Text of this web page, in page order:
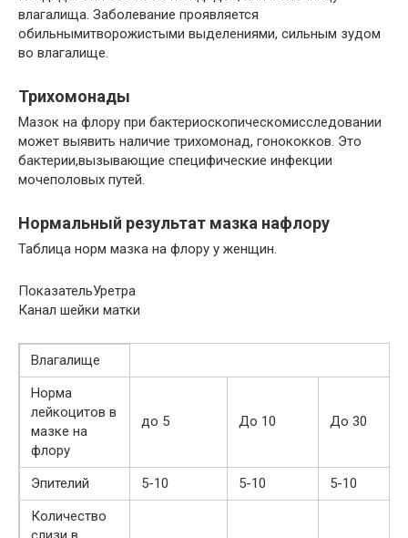
влагалища. Заболевание проявляется
обильнымитворожистыми выделениями, сильным зудом
во влагалище.
Трихомонады
Мазок на флору при бактериоскопическомисследовании
может выявить наличие трихомонад, гонококков. Это
бактерии,вызывающие специфические инфекции
мочеполовых путей.
Нормальный результат мазка нафлору
Таблица норм мазка на флору у женщин.
ПоказательУретра
Канал шейки матки
Влагалище
Норма
лейкоцитов в
мазке на
флору
до 5 До 10 До 30
Эпителий 5-10 5-10
5-10
Количество